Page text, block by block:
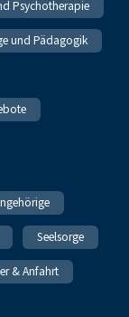
Psychotherapie
und Pädagogik
Seelsorge
& Anfahrt